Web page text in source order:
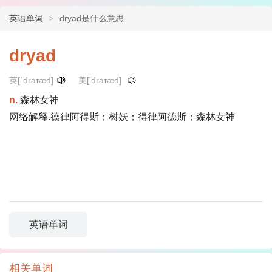
英语单词 dryad是什么意思
dryad
英[ˈdraɪæd] 美['draɪæd]
n. 森林女神
网络解释.德律阿得斯；树妖；得律阿德斯；森林女神
英语单词
相关单词